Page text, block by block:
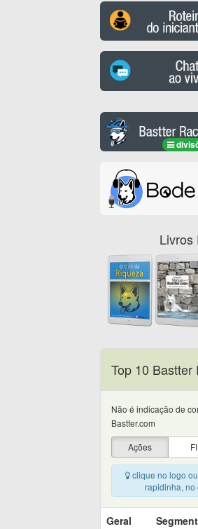
Livros
Top 10 Bastter
Não é indicação de
Bastter.com
Ações
clique no logo
rapidinha, no
Geral